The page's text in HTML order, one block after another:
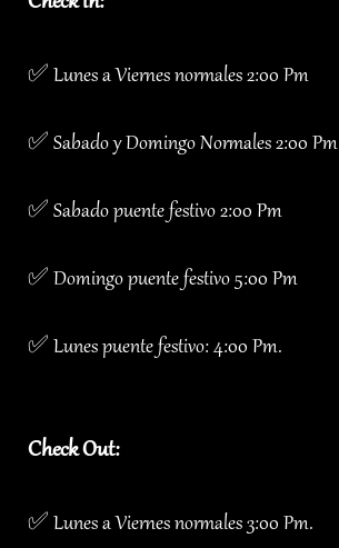
✅ Lunes a Viernes normales 2:00 Pm
✅ Sabado y Domingo Normales 2:00 Pm
✅ Sabado puente festivo 2:00 Pm
✅ Domingo puente festivo 5:00 Pm
✅ Lunes puente festivo: 4:00 Pm.
Check Out:
✅ Lunes a Viernes normales 3:00 Pm.